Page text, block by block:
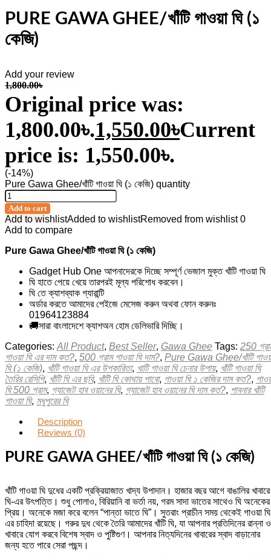
PURE GAWA GHEE/খাঁটি গাওয়া ঘি (১
কেজি)
Add your review
1,800.00৳
Original price was:
1,800.00৳.1,550.00৳Current
price is: 1,550.00৳.
(-14%)
Pure Gawa Ghee/খাঁটি গাওয়া ঘি (১ কেজি) quantity
Add to cart
Add to wishlistAdded to wishlistRemoved from wishlist 0
Add to compare
Pure Gawa Ghee/খাঁটি গাওয়া ঘি (১ কেজি)
Gadget Hub One আপনাদেরকে দিচ্ছে সম্পূর্ণ ভেজাল মুক্ত খাঁটি গাওয়া ঘি
ঘি হাতে পেয়ে খেয়ে তারপরই মূল্য পরিশোধ করবেন।
ঘি তে ক্যাশব্যাক গ্যারান্টি
অর্ডার করতে আমাদের পেইজে মেসেজ করুন অথবা ফোন করুনঃ
01964123884
🚚সারা বাংলাদেশে ক্যাশঅন হোম ডেলিভারি দিচ্ছি।
Categories: All Product, Best Seller, Gawa Ghee Tags: 250
গাওয়া ঘি এর দাম কত?, 500 গ্রাম গাওয়া ঘি দাম?, Pure Gawa Ghee/খাঁটি
ঘি (১ কেজি), খাঁটি গাওয়া ঘি এর উপকারিতা, খাটি গাওয়া ঘি চেনার উপায়, খাঁটি গাওয়া ঘি
তৈরির রেসিপি, খাঁটি ঘি এর ছবি, খাঁটি ঘি কোথায় পাবো, গাওয়া ঘি ১ কেজির দাম কত?,
ঘি 500 গ্রাম, গ্যাজেট হাব ওয়ানের ঘি, গ্যাজেট হাব ওয়ানের ঘি দাম কত?, পাবনার খাঁটি
গাওয়া ঘি, মধুপুরের ঘি
Description
Reviews (0)
PURE GAWA GHEE/খাঁটি গাওয়া ঘি (১ কেজি)
খাঁটি গাওয়া ঘি দুধের একটি প্রক্রিয়াজাত খাদ্য উপাদান। হাজার বছর আগে বাঙালির খাবারে
ঘি-এর উৎপত্তি। শুধু পোলাও, বিরিয়ানি বা ভর্তা নয়, গরম সাদা ভাতের সাথেও ঘি অনেকের
প্রিয়। অনেকে মজা করে বলেন “পান্তা ভাতে ঘি”। সুতরাং প্রাচীন সময় থেকেই গাওয়া ঘি
এর চাহিদা রয়েছে। গরুর দুধ থেকে তৈরি আমাদের খাঁটি ঘি, যা আপনার প্রতিদিনের রান্না ও
খাবারে যোগ করবে বিশেষ স্বাদ ও পুষ্টিগুণ। আপনার নিত্যদিনের খাবারের স্বাদ বাড়ানোর
জন্য হতে পারে সেরা পছন্দ।